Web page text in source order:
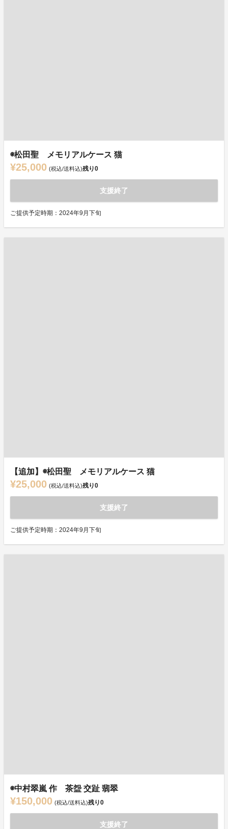
◉松田聖 メモリアルケース 猫
¥25,000 (税込/送料込)残り0
支援終了
ご提供予定時期：2024年9月下旬
【追加】◉松田聖 メモリアルケース 猫
¥25,000 (税込/送料込)残り0
支援終了
ご提供予定時期：2024年9月下旬
◉中村翠嵐 作 茶盌 交趾 翡翠
¥150,000 (税込/送料込)残り0
支援終了